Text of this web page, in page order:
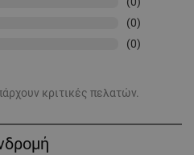
(0)
(0)
κριτικές πελατών.